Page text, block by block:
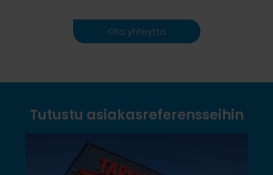
Ota yhteyttä
Tutustu asiakasreferensseihin